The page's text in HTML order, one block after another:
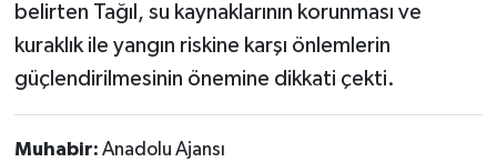
belirten Tağıl, su kaynaklarının korunması ve
kuraklık ile yangın riskine karşı önlemlerin
güçlendirilmesinin önemine dikkati çekti.
Muhabir: Anadolu Ajansı